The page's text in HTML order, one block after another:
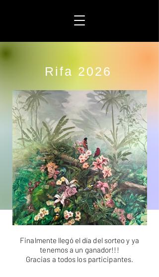
Rifa 2026
Finalmente llegó el día del sorteo y ya
tenemos a un ganador!!!
Gracias a todos los participantes.